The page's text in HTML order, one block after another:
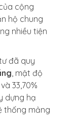
cộng
hộ chung
nhiều tiện
đã quy
, mật độ
33,70%
dựng hạ
thống mảng